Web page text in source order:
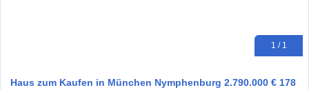
1 / 1
Haus zum Kaufen in München Nymphenburg 2.790.000 € 178